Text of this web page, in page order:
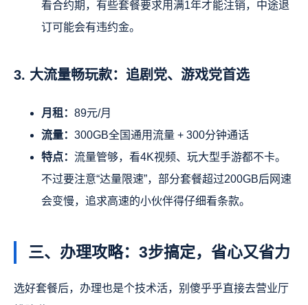
看合约期，有些套餐要求用满1年才能注销，中途退
订可能会有违约金。
3. 大流量畅玩款：追剧党、游戏党首选
月租： 89元/月
流量： 300GB全国通用流量 + 300分钟通话
特点： 流量管够，看4K视频、玩大型手游都不卡。
不过要注意“达量限速”，部分套餐超过200GB后网速
会变慢，追求高速的小伙伴得仔细看条款。
三、办理攻略：3步搞定，省心又省力
选好套餐后，办理也是个技术活，别傻乎乎直接去营业厅